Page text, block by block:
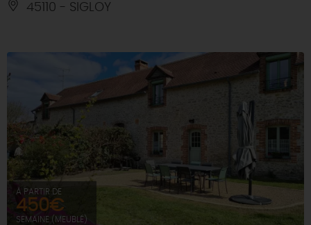
45110 - SIGLOY
À PARTIR DE
450€
SEMAINE (MEUBLÉ)